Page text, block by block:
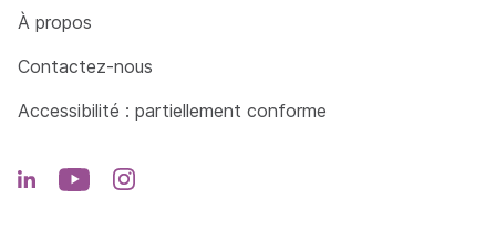
Côté Formations
À propos
Contactez-nous
Accessibilité : partiellement conforme